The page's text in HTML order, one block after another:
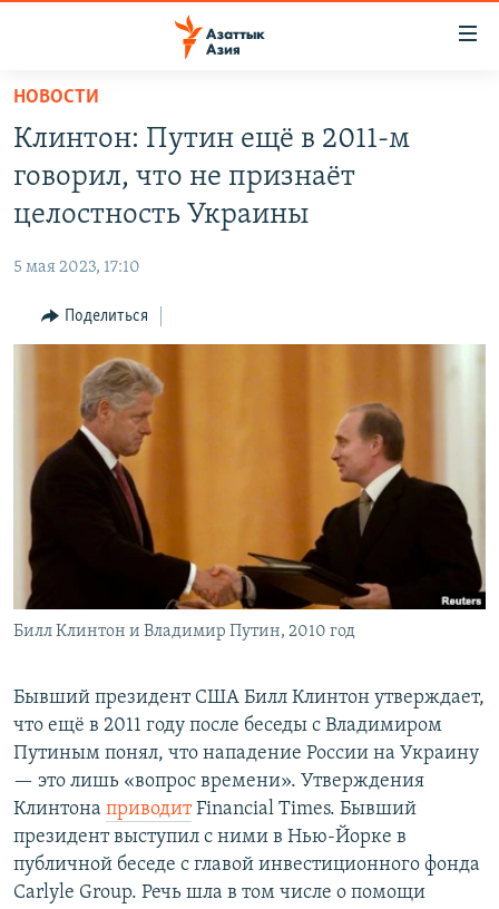
Вернуться
основному
содержанию
Вернутся
главной
Вернутся
ТАДЖИКИСТАН
ВОЙНА В УКРАИНЕ
ҚАЗАҚША
КЫРГЫЗЧА
ТОҶИКӢ
TÜRKMENÇE
Все сайты РСЕ/РС
НОВОСТИ
Клинтон: Путин ещё в 2011-м
говорил, что не признаёт
целостность Украины
5 мая 2023, 17:10
Поделиться
Билл Клинтон и Владимир Путин, 2010 год
Бывший президент США Билл Клинтон утверждает,
что ещё в 2011 году после беседы с Владимиром
Путиным понял, что нападение России на Украину
— это лишь «вопрос времени». Утверждения
Клинтона приводитFinancial Times. Бывший
президент выступил с ними в Нью-Йорке в
публичной беседе с главой инвестиционного фонда
Carlyle Group. Речь шла в том числе о помощи